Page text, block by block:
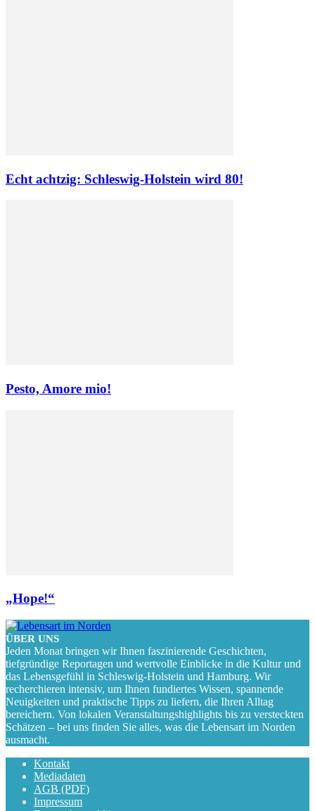
Echt achtzig: Schleswig-Holstein wird 80!
Pesto, Amore mio!
„Hope!“
ÜBER UNS
Jeden Monat bringen wir Ihnen faszinierende Geschichten,
tiefgründige Reportagen und wertvolle Einblicke in die Kultur und
das Lebensgefühl in Schleswig-Holstein und Hamburg. Wir
recherchieren intensiv, um Ihnen fundiertes Wissen, spannende
Neuigkeiten und praktische Tipps zu liefern, die Ihren Alltag
bereichern. Von lokalen Veranstaltungshighlights bis zu versteckten
Schätzen – bei uns finden Sie alles, was die Lebensart im Norden
ausmacht.
Kontakt
Mediadaten
AGB (PDF)
Impressum